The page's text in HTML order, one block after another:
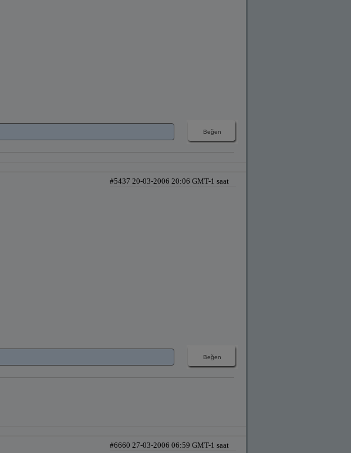
#5437 20-03-2006 20:06 GMT-1 saat
#6660 27-03-2006 06:59 GMT-1 saat